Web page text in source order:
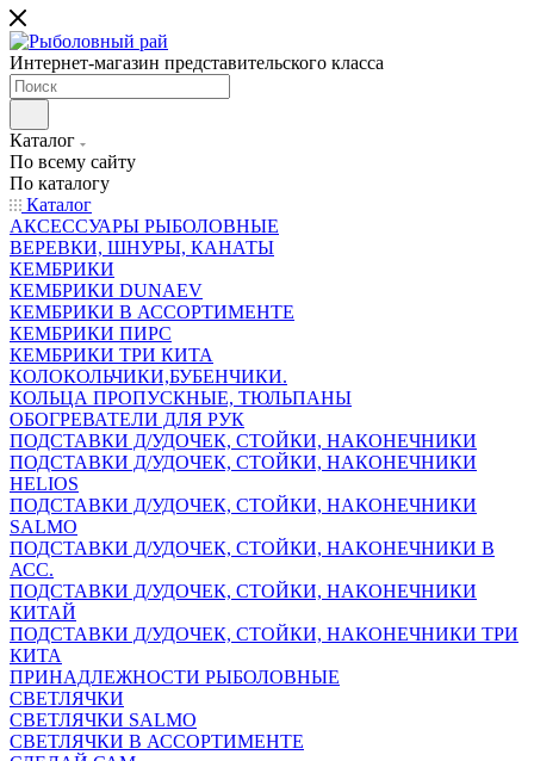
Интернет-магазин представительского класса
Каталог
По всему сайту
По каталогу
Каталог
АКСЕССУАРЫ РЫБОЛОВНЫЕ
ВЕРЕВКИ, ШНУРЫ, КАНАТЫ
КЕМБРИКИ
КЕМБРИКИ DUNAEV
КЕМБРИКИ В АССОРТИМЕНТЕ
КЕМБРИКИ ПИРС
КЕМБРИКИ ТРИ КИТА
КОЛОКОЛЬЧИКИ,БУБЕНЧИКИ.
КОЛЬЦА ПРОПУСКНЫЕ, ТЮЛЬПАНЫ
ОБОГРЕВАТЕЛИ ДЛЯ РУК
ПОДСТАВКИ Д/УДОЧЕК, СТОЙКИ, НАКОНЕЧНИКИ
ПОДСТАВКИ Д/УДОЧЕК, СТОЙКИ, НАКОНЕЧНИКИ
HELIOS
ПОДСТАВКИ Д/УДОЧЕК, СТОЙКИ, НАКОНЕЧНИКИ
SALMO
ПОДСТАВКИ Д/УДОЧЕК, СТОЙКИ, НАКОНЕЧНИКИ В
АСС.
ПОДСТАВКИ Д/УДОЧЕК, СТОЙКИ, НАКОНЕЧНИКИ
КИТАЙ
ПОДСТАВКИ Д/УДОЧЕК, СТОЙКИ, НАКОНЕЧНИКИ ТРИ
КИТА
ПРИНАДЛЕЖНОСТИ РЫБОЛОВНЫЕ
СВЕТЛЯЧКИ
СВЕТЛЯЧКИ SALMO
СВЕТЛЯЧКИ В АССОРТИМЕНТЕ